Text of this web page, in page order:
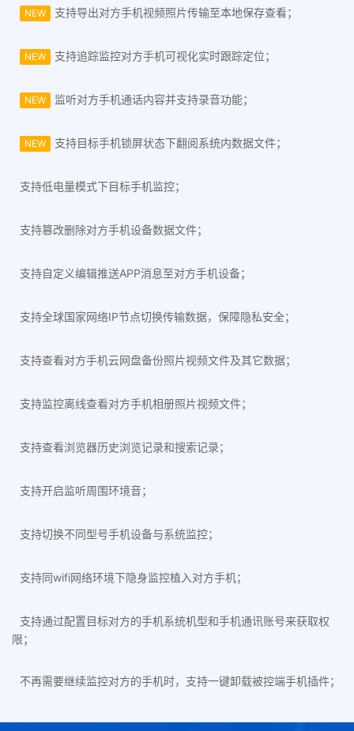
NEW 支持导出对方手机视频照片传输至本地保存查看；
NEW 支持追踪监控对方手机可视化实时跟踪定位；
NEW 监听对方手机通话内容并支持录音功能；
NEW 支持目标手机锁屏状态下翻阅系统内数据文件；
支持低电量模式下目标手机监控；
支持篡改删除对方手机设备数据文件；
支持自定义编辑推送APP消息至对方手机设备；
支持全球国家网络IP节点切换传输数据，保障隐私安全；
支持查看对方手机云网盘备份照片视频文件及其它数据；
支持监控离线查看对方手机相册照片视频文件；
支持查看浏览器历史浏览记录和搜索记录；
支持开启监听周围环境音；
支持切换不同型号手机设备与系统监控；
支持同wifi网络环境下隐身监控植入对方手机；
支持通过配置目标对方的手机系统机型和手机通讯账号来获取权
限；
不再需要继续监控对方的手机时，支持一键卸载被控端手机插件；